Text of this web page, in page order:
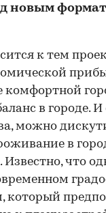
новым
к тем
комфортной
в городе. И
можно
в
что